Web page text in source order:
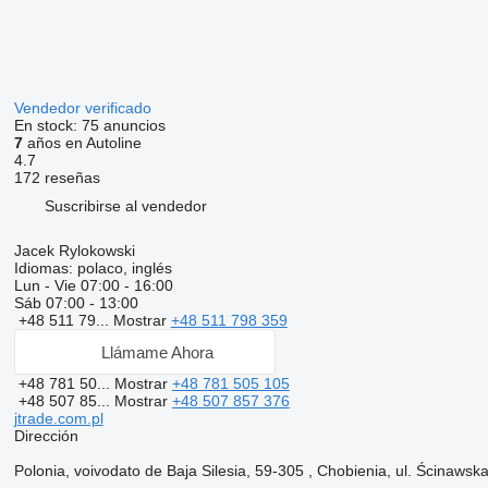
Vendedor verificado
En stock: 75 anuncios
7años en Autoline
4.7
172 reseñas
Suscribirse al vendedor
Jacek Rylokowski
Idiomas: polaco, inglés
Lun - Vie 07:00 - 16:00
Sáb 07:00 - 13:00
+48 511 79... Mostrar +48 511 798 359
Llámame Ahora
+48 781 50... Mostrar +48 781 505 105
+48 507 85... Mostrar +48 507 857 376
jtrade.com.pl
Dirección
Polonia, voivodato de Baja Silesia, 59-305 , Chobienia, ul.